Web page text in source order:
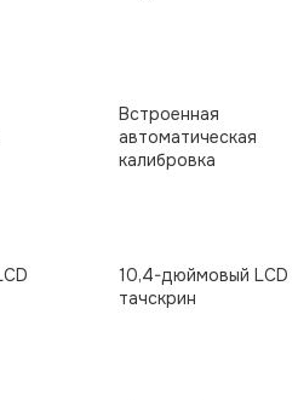
Встроенная
автоматическая
калибровка
10,4-дюймовый LCD
тачскрин